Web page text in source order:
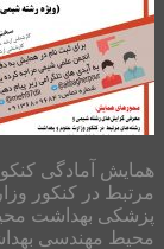
همایش آمادگی
مرتبط در کنکور
پزشکی بهداشت
محیط مهندسی